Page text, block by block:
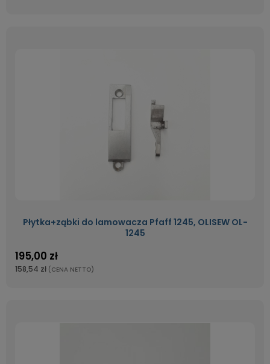
Płytka+ząbki do lamowacza Pfaff 1245, OLISEW OL-
1245
195,00 zł
158,54 zł (CENA NETTO)